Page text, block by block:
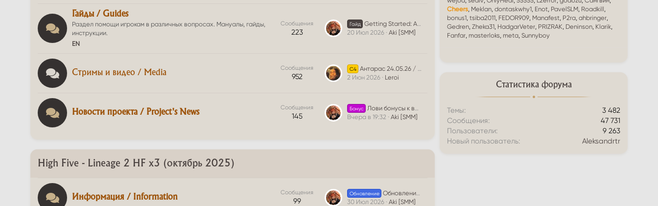
Гайды / Guides
Раздел помощи игрокам в различных вопросах. Мануалы, гайды,
инструкции.
EN
Сообщения
223
Гайд
Getting Started: A Beginner's Guide to Downloading and Registration
20 Июл 2026 Aki [SMM]
Стримы и видео / Media
Сообщения
952
C4
Антарас 24.05.26 / Баюм 25.05.26 Lineage 2 La2Era C4x1.
2 Июн 2026
Leroi
Новости проекта / Project's News
Сообщения
145
Бонус
Лови бонусы к выходным от La2Era
Вчера в 19:32
Aki [SMM]
High Five - Lineage 2 HF x3 (октябрь 2025)
Информация / Information
Сообщения
99
Обновление
Обновление на сервере HF x3
30 Июл 2026 Aki [SMM]
Cheers Meklan dontaskwhy1 Enot PavelSLM Roadkill
bonus1 tsiba2011 FEDOR909 Manafest P2ra ahbringer
Gedren Zheka31 HadgarVeter PRIZRAK Deninson Klarik
Fanfar masterloks meta Sunnyboy
Статистика форума
Темы
3 482
Сообщения
47 731
Пользователи
9 263
Новый пользователь
Aleksandrtr